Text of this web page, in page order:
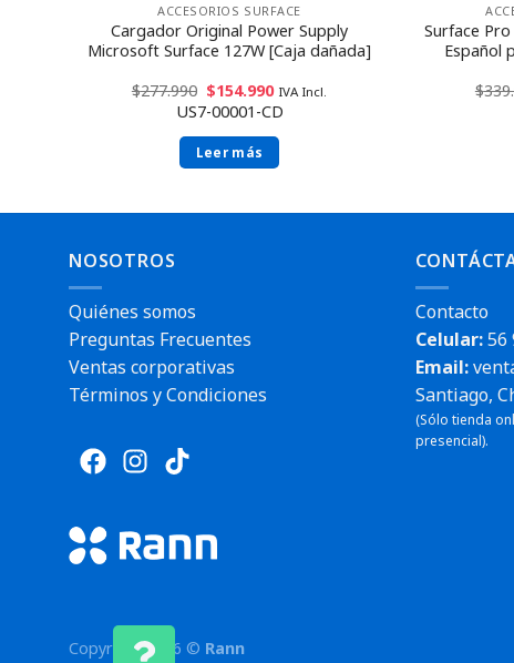
ACCESORIOS SURFACE
Cargador Original Power Supply
Microsoft Surface 127W [Caja dañada]
$277.990 $154.990 IVA Incl.
US7-00001-CD
Leer más
Surface
Español
$
NOSOTROS
Quiénes somos
Preguntas Frecuentes
Ventas corporativas
Términos y Condiciones
Contacto
Celular:56
Email:
Santiago,
(Sólo tienda
presencial).
Copyright 2026 © Rann